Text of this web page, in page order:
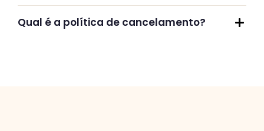
Qual é a política de cancelamento?